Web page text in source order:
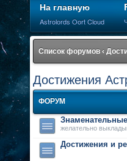
На главную
Astrolords Oort Cloud
Список форумов ‹
Достижения
ФОРУМ
желательно
Достижения и